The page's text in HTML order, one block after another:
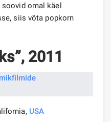
omal käel
siis võta popkorn
2011
USA